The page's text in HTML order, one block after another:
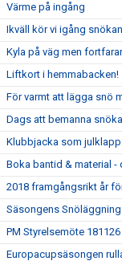
Värme på ingång
Ikväll kör vi igång
Kyla på väg men
Liftkort i hemmabacken!
För varmt att lägga snö
Dags att bemanna
Klubbjacka som
Boka bantid & material -
2018 framgångsrikt år
Säsongens
PM Styrelsemöte 181126
Europacupsäsongen